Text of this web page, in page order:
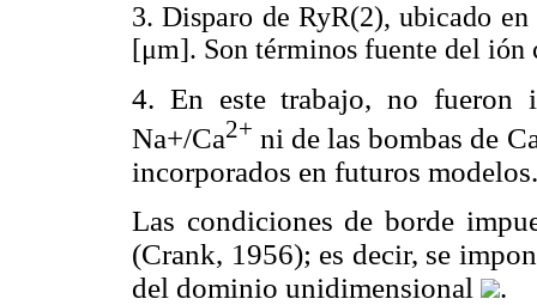
3. Disparo de RyR(2), ubicado
[μm]. Son términos fuente del
4. En este trabajo, no fueron
Na+/Ca2+ ni de las bombas de
incorporados en futuros modelos.
Las condiciones de borde
(Crank, 1956); es decir, se
del dominio unidimensional
.